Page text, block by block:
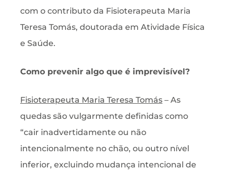
com o contributo da Fisioterapeuta Maria
Teresa Tomás, doutorada em Atividade Física
e Saúde.
Como prevenir algo que é imprevisível?
Fisioterapeuta Maria Teresa Tomás – As
quedas são vulgarmente definidas como
“cair inadvertidamente ou não
intencionalmente no chão, ou outro nível
inferior, excluindo mudança intencional de